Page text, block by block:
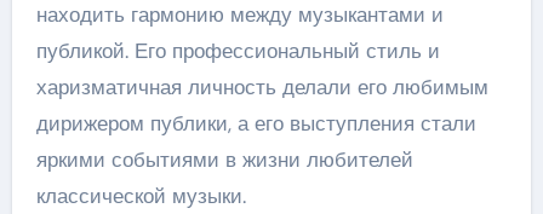
находить гармонию между музыкантами и
публикой. Его профессиональный стиль и
харизматичная личность делали его любимым
дирижером публики, а его выступления стали
яркими событиями в жизни любителей
классической музыки.